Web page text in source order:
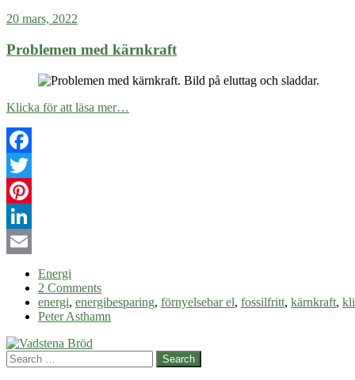
20 mars, 2022
Problemen med kärnkraft
Klicka för att läsa mer…
Facebook
Twitter
Pinterest
LinkedIn
Energi
2 Comments
energi, energibesparing, förnyelsebar el, fossilfritt, kärnkraft,
Peter Asthamn
Search